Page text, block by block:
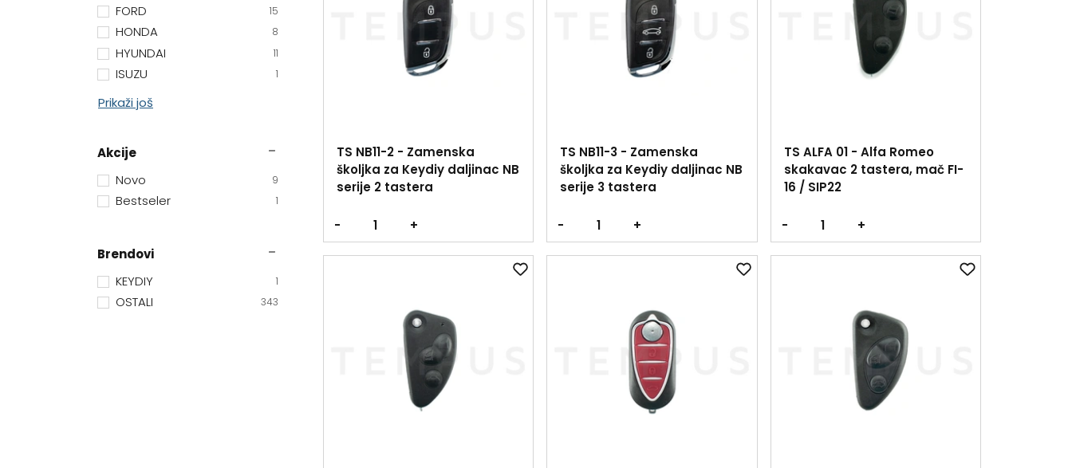
FORD 15
HONDA 8
HYUNDAI 11
ISUZU 1
Prikaži još
Akcije
Novo
9
Bestseler 1
Brendovi
KEYDIY
1
OSTALI 343
TS NB11-2 - Zamenska
školjka za Keydiy daljinac NB
serije 2 tastera
- +
TS NB11-3 - Zamenska
školjka za Keydiy daljinac NB
serije 3 tastera
- +
TS ALFA 01 - Alfa Romeo
skakavac 2 tastera, mač FI-
16 / SIP22
- +